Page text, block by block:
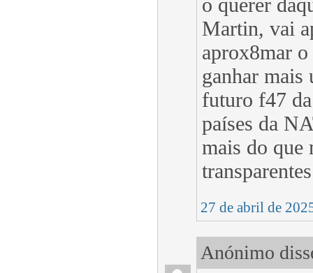
o querer
Martin, vai
aprox8mar
ganhar mais
futuro f47
países da
mais do que
27 de abril de
Anónimo